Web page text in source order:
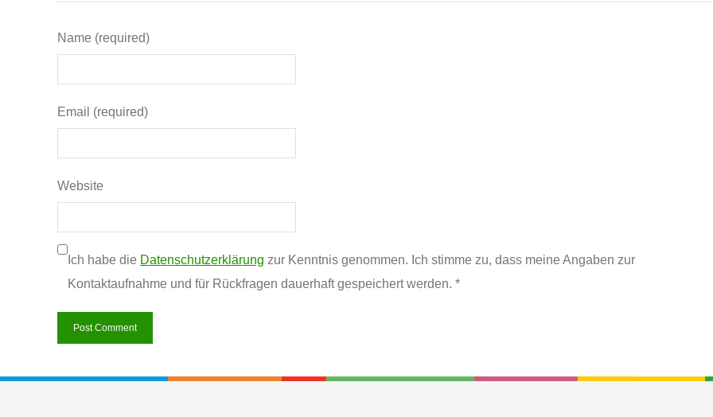
Name (required)
Email (required)
Website
Ich habe die Datenschutzerklärung zur Kenntnis genommen. Ich stimme zu, dass meine Angaben zur
Kontaktaufnahme und für Rückfragen dauerhaft gespeichert werden. *